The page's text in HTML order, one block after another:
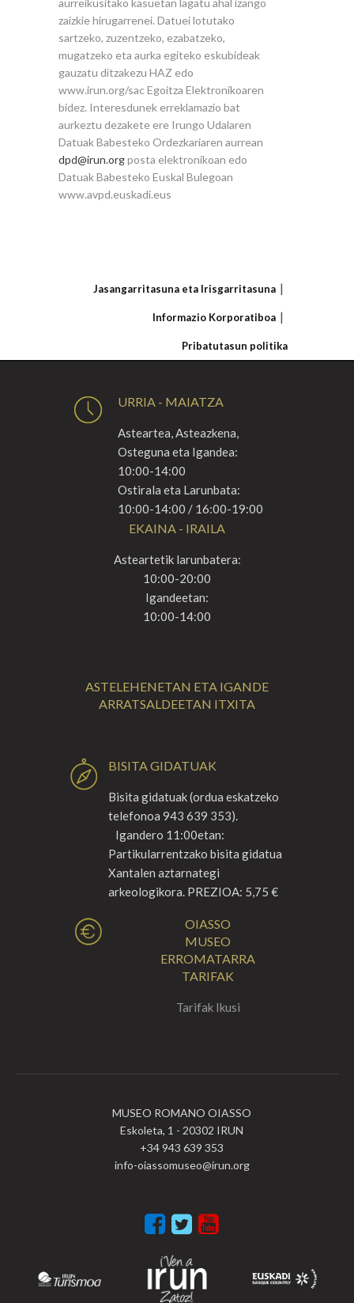
zaizkie hirugarrenei. Datuei lotutako
sartzeko, zuzentzeko, ezabatzeko,
mugatzeko eta aurka egiteko eskubideak
gauzatu ditzakezu HAZ edo
www.irun.org/sac Egoitza Elektronikoaren
bidez. Interesdunek erreklamazio bat
aurkeztu dezakete ere Irungo Udalaren
Datuak Babesteko Ordezkariaren aurrean
dpd@irun.orgposta elektronikoan edo
Datuak Babesteko Euskal Bulegoan
www.avpd.euskadi.eus
Jasangarritasuna eta Irisgarritasuna
Informazio Korporatiboa
Pribatutasun politika
URRIA - MAIATZA
Asteartea, Asteazkena,
Osteguna eta Igandea:
10:00-14:00
Ostirala eta Larunbata:
10:00-14:00 / 16:00-19:00
EKAINA - IRAILA
Asteartetik larunbatera:
10:00-20:00
Igandeetan:
10:00-14:00
ASTELEHENETAN ETA IGANDE
ARRATSALDEETAN ITXITA
BISITA GIDATUAK
Bisita gidatuak (ordua eskatzeko
telefonoa 943 639 353).
Igandero 11:00etan:
Partikularrentzako bisita gidatua
Xantalen aztarnategi
arkeologikora. PREZIOA: 5,75 €
OIASSO
MUSEO
ERROMATARRA
TARIFAK
Tarifak Ikusi
MUSEO ROMANO OIASSO
Eskoleta, 1 - 20302 IRUN
+34 943 639 353
info-oiassomuseo@irun.org